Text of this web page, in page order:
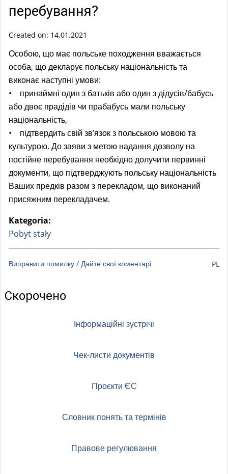
перебування?
Created on: 14.01.2021
Особою, що має польське походження вважається
особа, що декларує польську національність та
виконає наступні умови:
• принаймні один з батьків або один з дідусів/бабусь
або двоє прадідів чи прабабусь мали польську
національність,
• підтвердить свій зв’язок з польською мовою та
культурою. До заяви з метою надання дозволу на
постійне перебування необхідно долучити первинні
документи, що підтверджують польську національність
Ваших предків разом з перекладом, що виконаний
присяжним перекладачем.
Kategoria:
Pobyt stały
Виправити помилку / Дайте свої коментарі PL
Скорочено
Інформаційні зустрічі
Чек-листи документів
Проєкти ЄС
Словник понять та термінів
Правове регулювання